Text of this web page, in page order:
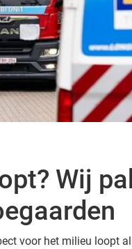
Wij
voor het milieu loopt